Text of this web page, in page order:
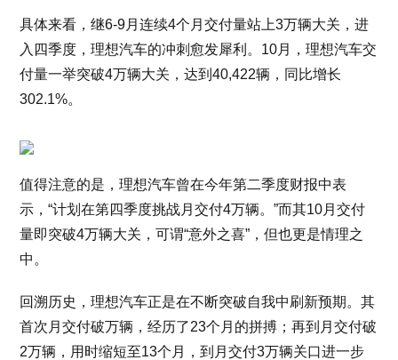
具体来看，继6-9月连续4个月交付量站上3万辆大关，进
入四季度，理想汽车的冲刺愈发犀利。10月，理想汽车交
付量一举突破4万辆大关，达到40,422辆，同比增长
302.1%。
值得注意的是，理想汽车曾在今年第二季度财报中表
示，“计划在第四季度挑战月交付4万辆。”而其10月交付
量即突破4万辆大关，可谓“意外之喜”，但也更是情理之
中。
回溯历史，理想汽车正是在不断突破自我中刷新预期。其
首次月交付破万辆，经历了23个月的拼搏；再到月交付破
2万辆，用时缩短至13个月，到月交付3万辆关口进一步